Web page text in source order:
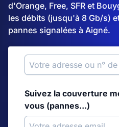
d'Orange, Free, SFR et
les débits (jusqu'à 8 Gb/s)
pannes signalées à Aigné.
Suivez la couverture
vous (pannes...)